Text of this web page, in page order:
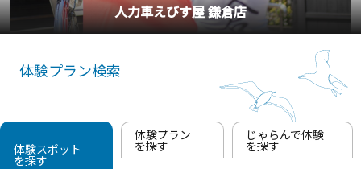
人力車えびす屋 鎌倉店
体験プラン検索
体験スポット
を探す
体験プラン
を探す
じゃらんで体験
を探す